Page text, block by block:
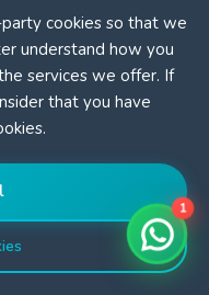
и быстрое
процедур вместе с
гидом.
барьеров для
точного
с врачом.
увлекательное
1
— ответим
cookies so that we
understand how you
services we offer. If
that you have